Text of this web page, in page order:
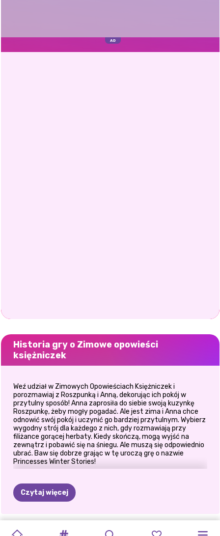
Historia gry o Zimowe opowieści
księżniczek
Weź udział w Zimowych Opowieściach Księżniczek i
porozmawiaj z Roszpunką i Anną, dekorując ich pokój w
przytulny sposób! Anna zaprosiła do siebie swoją kuzynkę
Roszpunkę, żeby mogły pogadać. Ale jest zima i Anna chce
odnowić swój pokój i uczynić go bardziej przytulnym. Wybierz
wygodny strój dla każdego z nich, gdy rozmawiają przy
filiżance gorącej herbaty. Kiedy skończą, mogą wyjść na
zewnątrz i pobawić się na śniegu. Ale muszą się odpowiednio
ubrać. Baw się dobrze grając w tę uroczą grę o nazwie
Princesses Winter Stories!
Czytaj więcej
KOLEKCJA
FROZEN
PRZYGOTUJ ZIMOWA ZIMOWA